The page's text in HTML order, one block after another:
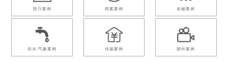
医疗案例 档案案例 金融案例
供水/气象案例 传媒案例 国外案例